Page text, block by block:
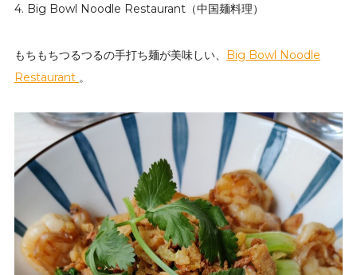
4. Big Bowl Noodle Restaurant（中国麺料理）
もちもちつるつるの手打ち麺が美味しい、
Big Bowl Noodle
Restaurant 。